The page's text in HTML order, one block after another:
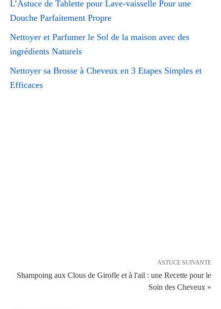
L’Astuce de Tablette pour Lave-vaisselle Pour une
Douche Parfaitement Propre
Nettoyer et Parfumer le Sol de la maison avec des
ingrédients Naturels
Nettoyer sa Brosse à Cheveux en 3 Etapes Simples et
Efficaces
ASTUCE SUIVANTE
Shampoing aux Clous de Girofle et à l'ail : une Recette pour le
Soin des Cheveux »